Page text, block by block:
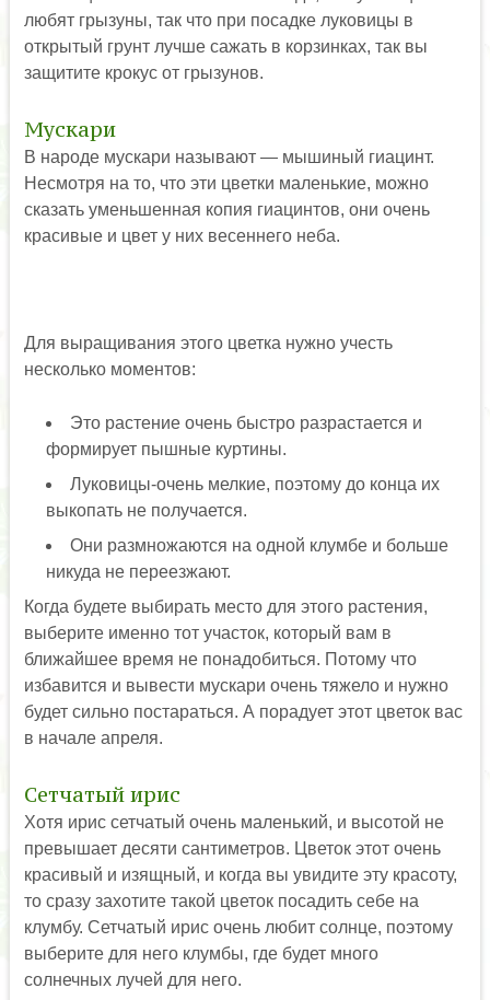
любят грызуны, так что при посадке луковицы в
открытый грунт лучше сажать в корзинках, так вы
защитите крокус от грызунов.
Мускари
В народе мускари называют — мышиный гиацинт.
Несмотря на то, что эти цветки маленькие, можно
сказать уменьшенная копия гиацинтов, они очень
красивые и цвет у них весеннего неба.
Для выращивания этого цветка нужно учесть
несколько моментов:
Это растение очень быстро разрастается и
формирует пышные куртины.
Луковицы-очень мелкие, поэтому до конца их
выкопать не получается.
Они размножаются на одной клумбе и больше
никуда не переезжают.
Когда будете выбирать место для этого растения,
выберите именно тот участок, который вам в
ближайшее время не понадобиться. Потому что
избавится и вывести мускари очень тяжело и нужно
будет сильно постараться. А порадует этот цветок вас
в начале апреля.
Сетчатый ирис
Хотя ирис сетчатый очень маленький, и высотой не
превышает десяти сантиметров. Цветок этот очень
красивый и изящный, и когда вы увидите эту красоту,
то сразу захотите такой цветок посадить себе на
клумбу. Сетчатый ирис очень любит солнце, поэтому
выберите для него клумбы, где будет много
солнечных лучей для него.